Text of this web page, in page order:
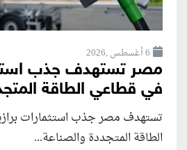
6 أغسطس ,2026
مصر تستهدف جذب
في قطاعي الطاقة
تستهدف مصر جذب استثمارات
الطاقة المتجددة والصناعة...